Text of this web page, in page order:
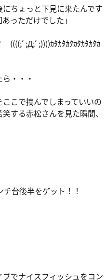
ちょっと下見に来たんです
っただけでした」
ﾟ;Д;ﾟ;))))ｶﾀｶﾀｶﾀｶﾀｶﾀｶﾀｶ
・・・
こで摘んでしまっていいの
する赤松さんを見た瞬間、
台後半をゲット！！
でナイスフィッシュをコン